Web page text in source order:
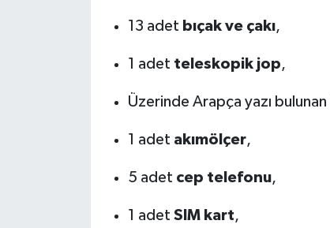
13 adet bıçak ve çakı,
1 adet teleskopik jop,
Üzerinde Arapça yazı bulunan
1 adet akımölçer,
5 adet cep telefonu,
1 adet SIM kart,